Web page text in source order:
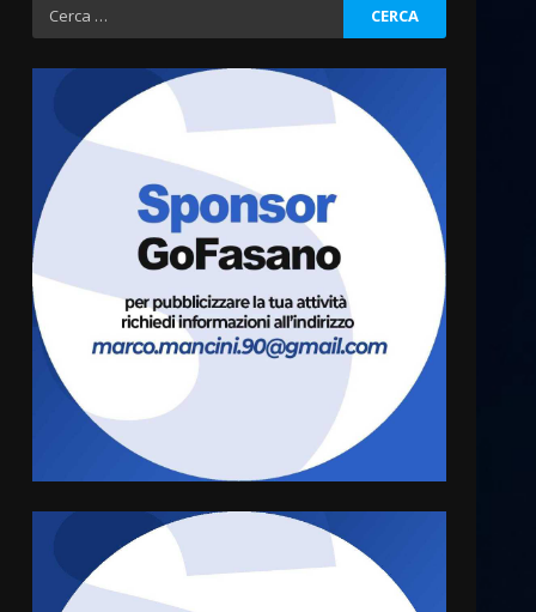
Ricerca
per:
Grazia Neglia, coordinatrice
cittadina di Fratelli d’Italia,
pronta a tornare in Consiglio
comunale
6 Agosto 2026 08:00
4
Cura dei beni comuni e
cittadinanza attiva: online
l’avviso per la gestione
condivisa della Villetta di
5
La magia del Minareto e la
prima assoluta de “L’Albergo
Belvedere. Il rapimento”
6 Agosto 2026 06:15